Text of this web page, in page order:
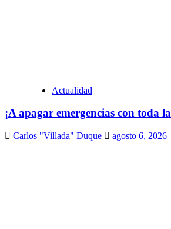
Actualidad
¡A apagar emergencias con toda
Carlos "Villada" Duque agosto 6, 2026